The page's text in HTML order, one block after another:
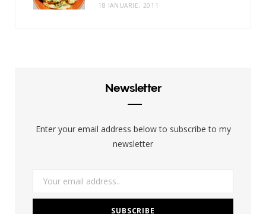
18 IANUARIE, 2011
Newsletter
Enter your email address below to subscribe to my
newsletter